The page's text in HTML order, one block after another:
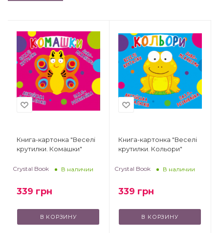
Книга-картонка "Веселі
крутилки. Комашки"
Crystal Book В наличии
339 грн
В КОРЗИНУ
Книга-картонка "Веселі
крутилки. Кольори"
Crystal Book В наличии
339 грн
В КОРЗИНУ